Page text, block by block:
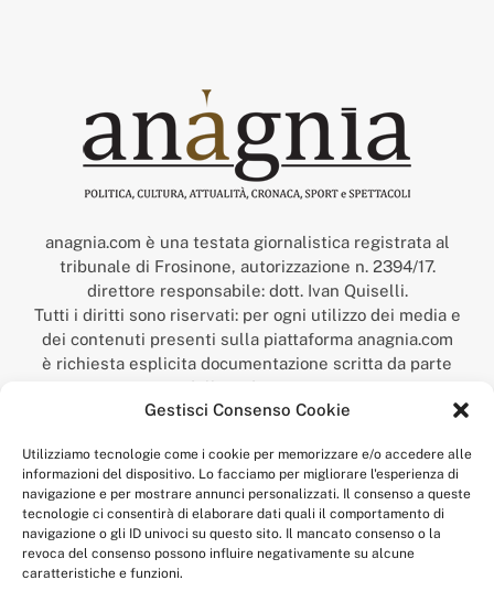
Gestisci Consenso Cookie
Utilizziamo tecnologie come i cookie per memorizzare e/o accedere alle
informazioni del dispositivo. Lo facciamo per migliorare l'esperienza di
navigazione e per mostrare annunci personalizzati. Il consenso a queste
tecnologie ci consentirà di elaborare dati quali il comportamento di
navigazione o gli ID univoci su questo sito. Il mancato consenso o la
revoca del consenso possono influire negativamente su alcune
caratteristiche e funzioni.
anagnia.com è una testata giornalistica registrata al
tribunale di Frosinone, autorizzazione n. 2394/17.
direttore responsabile: dott. Ivan Quiselli.
Tutti i diritti sono riservati: per ogni utilizzo dei media e
dei contenuti presenti sulla piattaforma anagnia.com
è richiesta esplicita documentazione scritta da parte
della redazione.
“Anagnia” è un marchio registrato presso l’Ufficio Italiano
Economico,
num. registrazione: 302017000014044 del 9 febbraio 2017.
Per contatti:redazione@anagnia.com